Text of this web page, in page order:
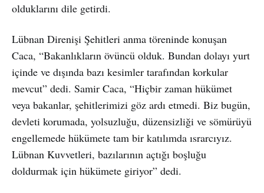
olduklarını dile getirdi.
Lübnan Direnişi Şehitleri anma töreninde konuşan
Caca, “Bakanlıkların övüncü olduk. Bundan dolayı yurt
içinde ve dışında bazı kesimler tarafından korkular
mevcut” dedi. Samir Caca, “Hiçbir zaman hükümet
veya bakanlar, şehitlerimizi göz ardı etmedi. Biz bugün,
devleti korumada, yolsuzluğu, düzensizliği ve sömürüyü
engellemede hükümete tam bir katılımda ısrarcıyız.
Lübnan Kuvvetleri, bazılarının açtığı boşluğu
doldurmak için hükümete giriyor” dedi.